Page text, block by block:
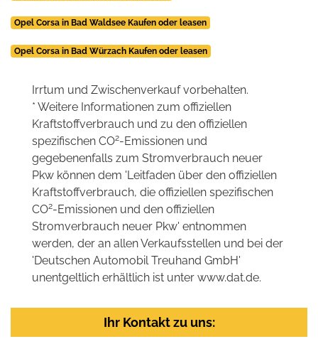
Opel Corsa in Bad Waldsee Kaufen oder leasen
Opel Corsa in Bad Würzach Kaufen oder leasen
Irrtum und Zwischenverkauf vorbehalten.
* Weitere Informationen zum offiziellen
Kraftstoffverbrauch und zu den offiziellen
spezifischen CO2-Emissionen und
gegebenenfalls zum Stromverbrauch neuer
Pkw können dem 'Leitfaden über den offiziellen
Kraftstoffverbrauch, die offiziellen spezifischen
CO2-Emissionen und den offiziellen
Stromverbrauch neuer Pkw' entnommen
werden, der an allen Verkaufsstellen und bei der
'Deutschen Automobil Treuhand GmbH'
unentgeltlich erhältlich ist unter www.dat.de.
Ihr Kontakt zu uns: